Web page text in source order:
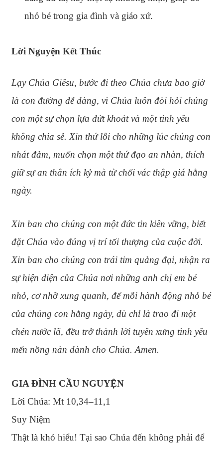
nhỏ bé trong gia đình và giáo xứ.
Lời Nguyện Kết Thúc
Lạy Chúa Giêsu, bước đi theo Chúa chưa bao giờ
là con đường dễ dàng, vì Chúa luôn đòi hỏi chúng
con một sự chọn lựa dứt khoát và một tình yêu
không chia sẻ. Xin thứ lỗi cho những lúc chúng con
nhát đảm, muốn chọn một thứ đạo an nhàn, thích
giữ sự an thân ích kỷ mà từ chối vác thập giá hằng
ngày.
Xin ban cho chúng con một đức tin kiên vững, biết
đặt Chúa vào đúng vị trí tối thượng của cuộc đời.
Xin ban cho chúng con trái tim quảng đại, nhận ra
sự hiện diện của Chúa nơi những anh chị em bé
nhỏ, cơ nhỡ xung quanh, để mỗi hành động nhỏ bé
của chúng con hằng ngày, dù chỉ là trao đi một
chén nước lã, đều trở thành lời tuyên xưng tình yêu
mến nồng nàn dành cho Chúa. Amen.
GIA ĐÌNH CẦU NGUYỆN
Lời Chúa: Mt 10,34–11,1
Suy Niệm
Thật là khó hiểu! Tại sao Chúa đến không phải để